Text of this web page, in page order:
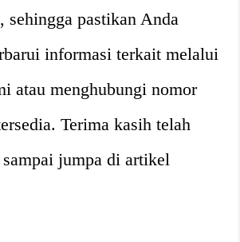
sehingga pastikan Anda
informasi terkait melalui
atau menghubungi nomor
Terima kasih telah
sampai jumpa di artikel